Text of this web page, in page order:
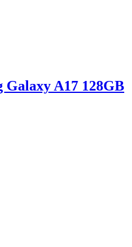
Galaxy A17 128GB